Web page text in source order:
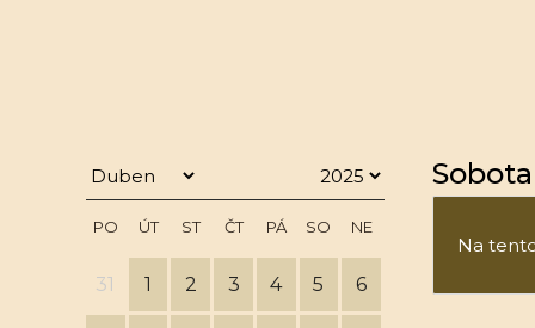
PO ÚT ST ČT PÁ SO NE
31 1 2 3 4 5 6
Na